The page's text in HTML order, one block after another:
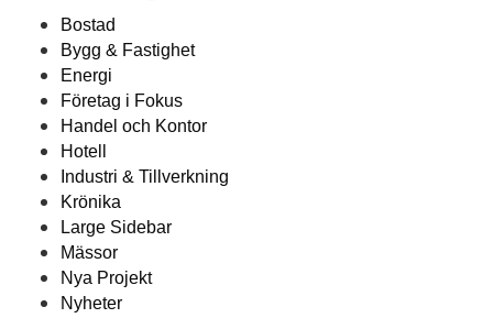
Bostad
Bygg & Fastighet
Energi
Företag i Fokus
Handel och Kontor
Hotell
Industri & Tillverkning
Krönika
Large Sidebar
Mässor
Nya Projekt
Nyheter